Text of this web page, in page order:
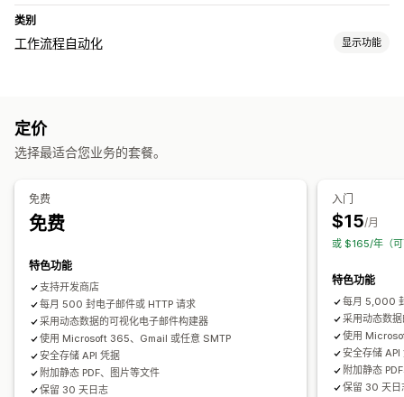
类别
工作流程自动化 显示功能
定价
选择最适合您业务的套餐。
免费
免费
特色功能
支持开发商店
每月 500 封电子邮件或 HTTP 请求
采用动态数据的可视化电子邮件构建器
使用 Microsoft 365、Gmail 或任意 SMTP
安全存储 API 凭据
附加静态 PDF、图片等文件
保留 30 天日志
入门
$15/月
或 $165/年（
特色功能
每月 5,000
采用动态数
使用
安全存储 API
附加静态
保留 30 天日